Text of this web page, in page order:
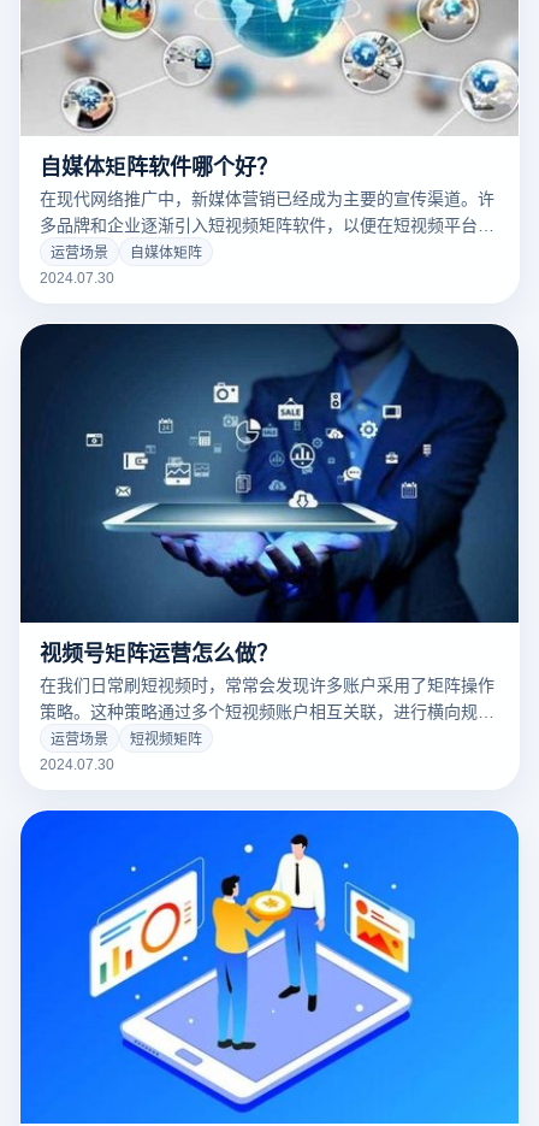
自媒体矩阵软件哪个好？
在现代网络推广中，新媒体营销已经成为主要的宣传渠道。许
多品牌和企业逐渐引入短视频矩阵软件，以便在短视频平台的
激烈竞争中占据一席之地。市场上提供了各种矩阵软件系统，
每款软件都有其独特的功能。那么，在这些短视频矩阵工具
运营场景
自媒体矩阵
2024.07.30
视频号矩阵运营怎么做？
在我们日常刷短视频时，常常会发现许多账户采用了矩阵操作
策略。这种策略通过多个短视频账户相互关联，进行横向规划
和推广，从而扩大粉丝基础，提高商业价值，并降低运营成
本。那么，为什么视频号矩阵运营呢？如何高效操作视频号？
运营场景
短视频矩阵
2024.07.30